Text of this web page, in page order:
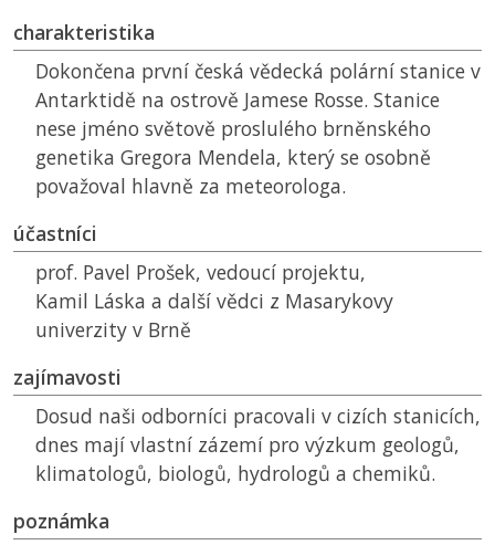
charakteristika
Dokončena první česká vědecká polární stanice v
Antarktidě na ostrově Jamese Rosse. Stanice
nese jméno světově proslulého brněnského
genetika Gregora Mendela, který se osobně
považoval hlavně za meteorologa.
účastníci
prof. Pavel Prošek, vedoucí projektu,
Kamil Láska a další vědci z Masarykovy
univerzity v Brně
zajímavosti
Dosud naši odborníci pracovali v cizích stanicích,
dnes mají vlastní zázemí pro výzkum geologů,
klimatologů, biologů, hydrologů a chemiků.
poznámka